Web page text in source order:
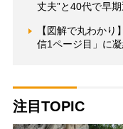
丈夫”と40代で早
【図解で丸わか
信1ページ目」に
注目TOPIC